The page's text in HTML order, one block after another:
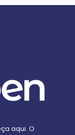
aqui. O